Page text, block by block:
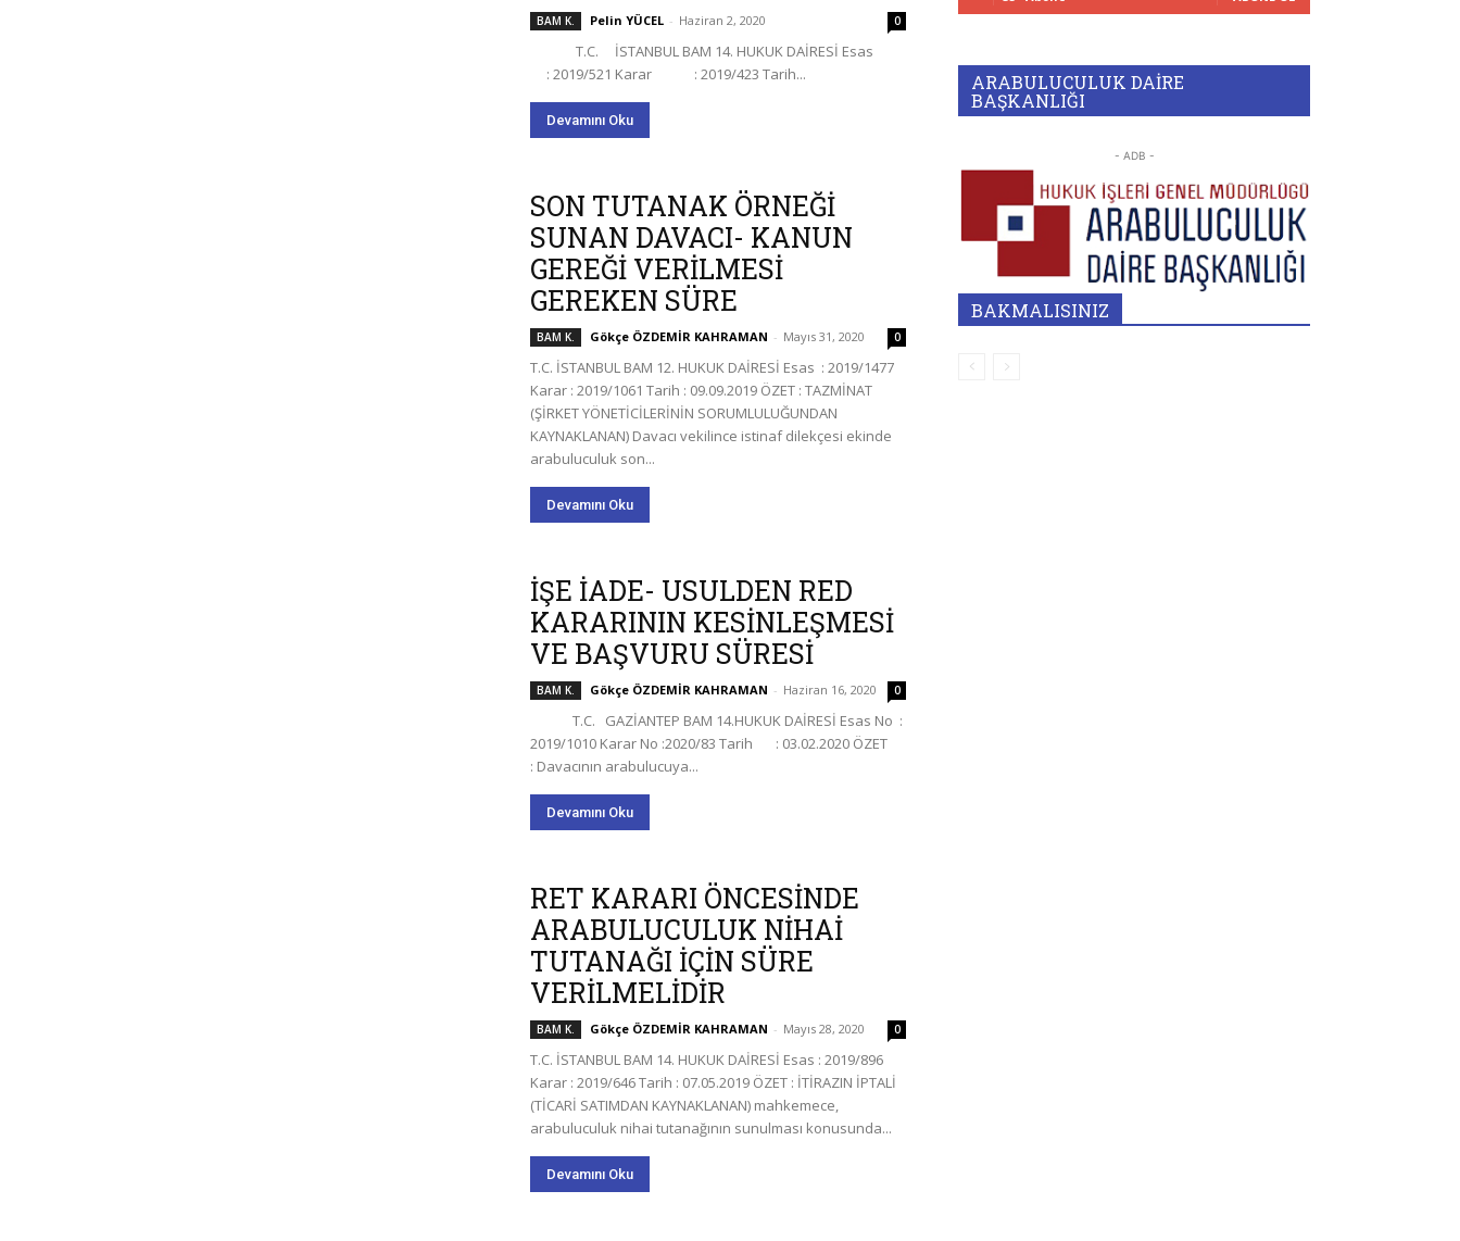
BAM K. Pelin YÜCEL - Haziran 2, 2020 0
T.C. İSTANBUL BAM 14. HUKUK DAİRESİ Esas
: 2019/521 Karar : 2019/423 Tarih...
Devamını Oku
SON TUTANAK ÖRNEĞİ
SUNAN DAVACI- KANUN
GEREĞİ VERİLMESİ
GEREKEN SÜRE
BAM K. Gökçe ÖZDEMİR KAHRAMAN - Mayıs 31, 2020 0
T.C. İSTANBUL BAM 12. HUKUK DAİRESİ Esas : 2019/1477
Karar : 2019/1061 Tarih : 09.09.2019 ÖZET : TAZMİNAT
(ŞİRKET YÖNETİCİLERİNİN SORUMLULUĞUNDAN
KAYNAKLANAN) Davacı vekilince istinaf dilekçesi ekinde
arabuluculuk son...
Devamını Oku
İŞE İADE- USULDEN RED
KARARININ KESİNLEŞMESİ
VE BAŞVURU SÜRESİ
BAM K. Gökçe ÖZDEMİR KAHRAMAN - Haziran 16, 2020 0
T.C. GAZİANTEP BAM 14.HUKUK DAİRESİ Esas No :
2019/1010 Karar No :2020/83 Tarih : 03.02.2020 ÖZET
: Davacının arabulucuya...
Devamını Oku
RET KARARI ÖNCESİNDE
ARABULUCULUK NİHAİ
TUTANAĞI İÇİN SÜRE
VERİLMELİDİR
BAM K. Gökçe ÖZDEMİR KAHRAMAN - Mayıs 28, 2020 0
T.C. İSTANBUL BAM 14. HUKUK DAİRESİ Esas : 2019/896
Karar : 2019/646 Tarih : 07.05.2019 ÖZET : İTİRAZIN İPTALİ
(TİCARİ SATIMDAN KAYNAKLANAN) mahkemece,
arabuluculuk nihai tutanağının sunulması konusunda...
Devamını Oku
ARABULUCULUK DAİRE
BAŞKANLIĞI
- ADB -
BAKMALISINIZ